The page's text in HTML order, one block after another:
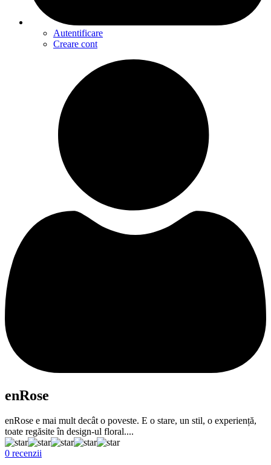
Autentificare
Creare cont
enRose
enRose e mai mult decât o poveste. E o stare, un stil, o experiență,
toate regăsite în design-ul floral....
0 recenzii